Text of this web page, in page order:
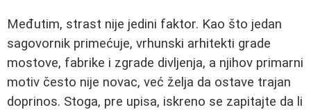
Međutim, strast nije jedini faktor. Kao što jedan
sagovornik primećuje, vrhunski arhitekti grade
mostove, fabrike i zgrade divljenja, a njihov primarni
motiv često nije novac, već želja da ostave trajan
doprinos. Stoga, pre upisa, iskreno se zapitajte da li